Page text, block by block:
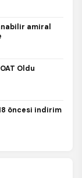
amiral
Oldu
öncesi indirim